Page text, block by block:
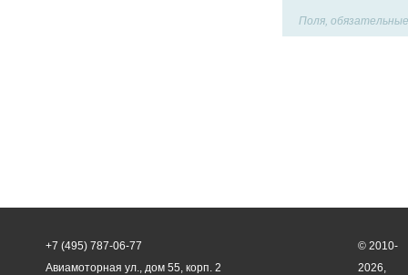
Поля,
+7 (495) 787-06-77
Авиамоторная ул., дом 55, корп. 2
© 2010-
2026,